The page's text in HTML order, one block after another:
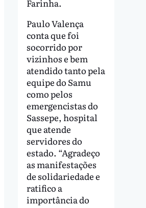
Farinha.
Paulo Valença
conta que foi
socorrido por
vizinhos e bem
atendido tanto pela
equipe do Samu
como pelos
emergencistas do
Sassepe, hospital
que atende
servidores do
estado. “Agradeço
as manifestações
de solidariedade e
ratifico a
importância do